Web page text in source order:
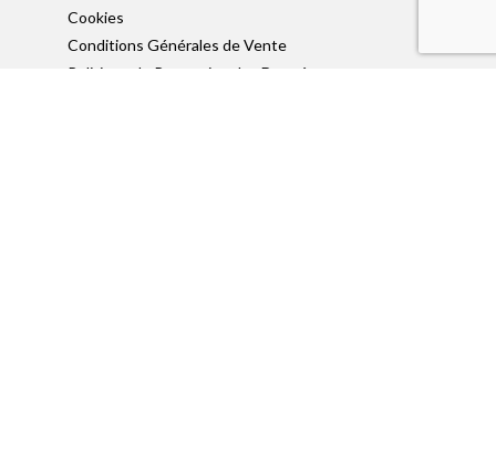
Cookies
Conditions Générales de Vente
Politique de Protection des Données